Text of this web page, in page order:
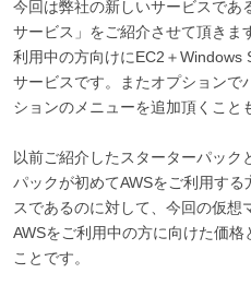
今回は弊社の新しいサービスであ
サービス」をご紹介させて頂きま
利用中の方向けにEC2＋Windows
サービスです。またオプションで
ションのメニューを追加頂くこと
以前ご紹介したスターターパック
パックが初めてAWSをご利用す
スであるのに対して、今回の仮想
AWSをご利用中の方に向けた価
ことです。